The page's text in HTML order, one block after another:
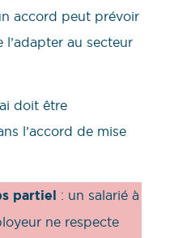
accord peut prévoir
au secteur
doit être
l’accord de mise
partiel : un salarié à
ne respecte